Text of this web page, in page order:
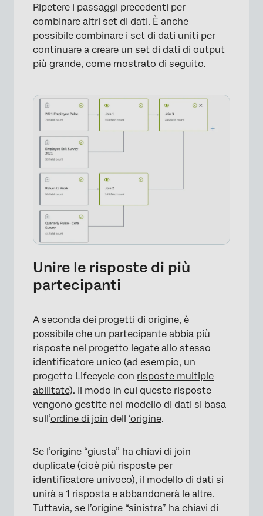
Ripetere i passaggi precedenti per
combinare altri set di dati. È anche
possibile combinare i set di dati uniti per
continuare a creare un set di dati di output
più grande, come mostrato di seguito.
Unire le risposte di più
partecipanti
A seconda dei progetti di origine, è
possibile che un partecipante abbia più
risposte nel progetto legate allo stesso
identificatore unico (ad esempio, un
progetto Lifecycle con risposte multiple
abilitate). Il modo in cui queste risposte
vengono gestite nel modello di dati si basa
sull’ordine di join dell ‘origine.
Se l’origine “giusta” ha chiavi di join
duplicate (cioè più risposte per
identificatore univoco), il modello di dati si
unirà a 1 risposta e abbandonerà le altre.
Tuttavia, se l’origine “sinistra” ha chiavi di